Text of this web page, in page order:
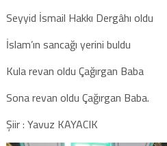
Seyyid İsmail Hakkı Dergâhı oldu
İslam’ın sancağı yerini buldu
Kula revan oldu Çağırgan Baba
Sona revan oldu Çağırgan Baba.
Şiir : Yavuz KAYACIK